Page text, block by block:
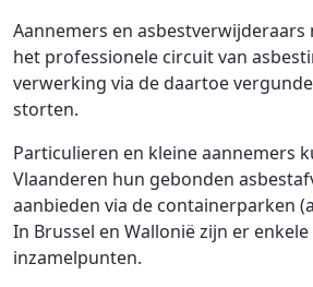
Aannemers en asbestverwijderaars
het professionele circuit van
verwerking via de daartoe
storten.
Particulieren en kleine aannemers
Vlaanderen hun gebonden
aanbieden via de containerparken
In Brussel en Wallonië zijn er
inzamelpunten.